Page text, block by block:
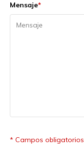
Mensaje*
* Campos obligatorios